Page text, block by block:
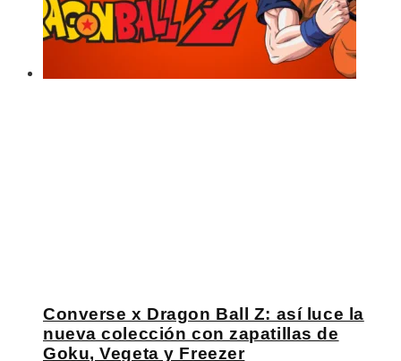
Converse x Dragon Ball Z: así luce la
nueva colección con zapatillas de
Goku, Vegeta y Freezer